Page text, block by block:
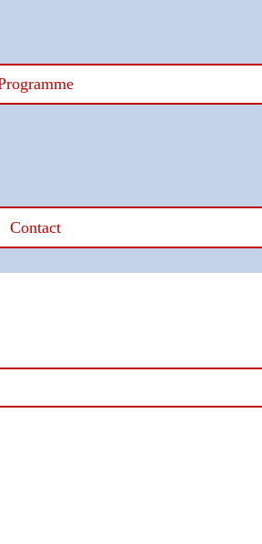
Contact